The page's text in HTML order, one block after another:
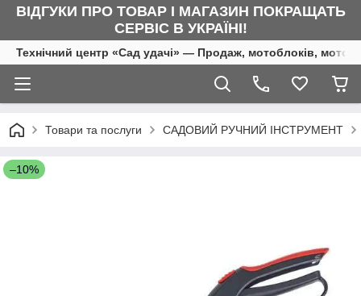
ВІДГУКИ ПРО ТОВАР І МАГАЗИН ПОКРАЩАТЬ
СЕРВІС В УКРАЇНІ!
Технічний центр «Сад удачі» — Продаж, мотоблоків,
Товари та послуги САДОВИЙ РУЧНИЙ ІНСТРУМЕНТ
–10%